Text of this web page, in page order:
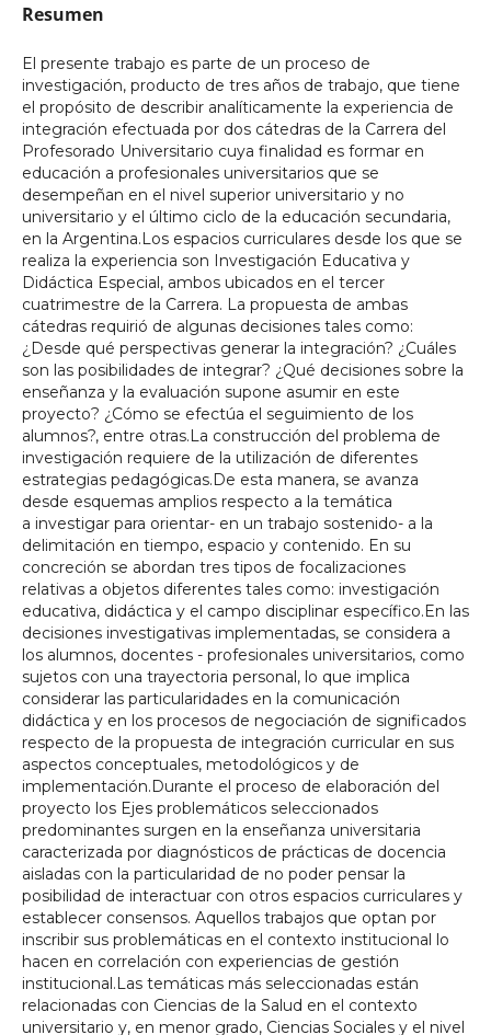
Resumen
El presente trabajo es parte de un proceso de
investigación, producto de tres años de trabajo, que tiene
el propósito de describir analíticamente la experiencia de
integración efectuada por dos cátedras de la Carrera del
Profesorado Universitario cuya finalidad es formar en
educación a profesionales universitarios que se
desempeñan en el nivel superior universitario y no
universitario y el último ciclo de la educación secundaria,
en la Argentina.Los espacios curriculares desde los que se
realiza la experiencia son Investigación Educativa y
Didáctica Especial, ambos ubicados en el tercer
cuatrimestre de la Carrera. La propuesta de ambas
cátedras requirió de algunas decisiones tales como:
¿Desde qué perspectivas generar la integración? ¿Cuáles
son las posibilidades de integrar? ¿Qué decisiones sobre la
enseñanza y la evaluación supone asumir en este
proyecto? ¿Cómo se efectúa el seguimiento de los
alumnos?, entre otras.La construcción del problema de
investigación requiere de la utilización de diferentes
estrategias pedagógicas.De esta manera, se avanza
desde esquemas amplios respecto a la temática
a investigar para orientar- en un trabajo sostenido- a la
delimitación en tiempo, espacio y contenido. En su
concreción se abordan tres tipos de focalizaciones
relativas a objetos diferentes tales como: investigación
educativa, didáctica y el campo disciplinar específico.En las
decisiones investigativas implementadas, se considera a
los alumnos, docentes - profesionales universitarios, como
sujetos con una trayectoria personal, lo que implica
considerar las particularidades en la comunicación
didáctica y en los procesos de negociación de significados
respecto de la propuesta de integración curricular en sus
aspectos conceptuales, metodológicos y de
implementación.Durante el proceso de elaboración del
proyecto los Ejes problemáticos seleccionados
predominantes surgen en la enseñanza universitaria
caracterizada por diagnósticos de prácticas de docencia
aisladas con la particularidad de no poder pensar la
posibilidad de interactuar con otros espacios curriculares y
establecer consensos. Aquellos trabajos que optan por
inscribir sus problemáticas en el contexto institucional lo
hacen en correlación con experiencias de gestión
institucional.Las temáticas más seleccionadas están
relacionadas con Ciencias de la Salud en el contexto
universitario y, en menor grado, Ciencias Sociales y el nivel